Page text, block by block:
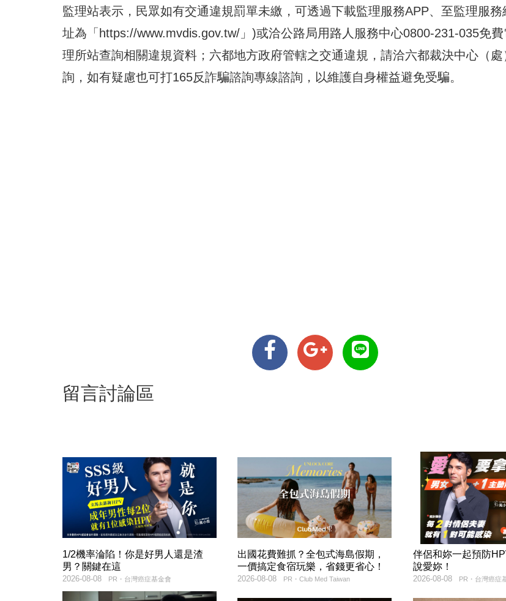
監理站表示，民眾如有交通違規罰單未繳，可透過下載監理服務APP、至監理服務
址為「 https://www.mvdis.gov.tw/ 」)或洽公路局用路人服務中心0800-231-035免
理所站查詢相關違規資料；六都地方政府管轄之交通違規，請洽六都裁決中心（
詢，如有疑慮也可打165反詐騙諮詢專線諮詢，以維護自身權益避免受騙。
留言討論區
1/2機率淪陷！你是好男人還是渣
男？關鍵在這
PR・台灣癌症基金會
2026-08-08
出國花費難抓？全包式海島假期，
一價搞定食宿玩樂，省錢更省心！
PR・Club Med Taiwan
2026-08-08
伴侶和妳一起預防
說愛妳！
PR・台灣癌症
2026-08-08